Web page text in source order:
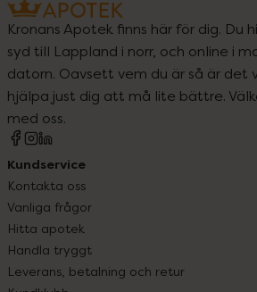
Kronans Apotek finns här för dig. Du
syd till Lappland i norr, och online i
datorn. Oavsett vem du är så är det
hjälpa just dig att må lite bättre.
med oss.
Kundservice
Kontakta oss
Vanliga frågor
Hitta apotek
Handla tryggt
Leverans, betalning och retur